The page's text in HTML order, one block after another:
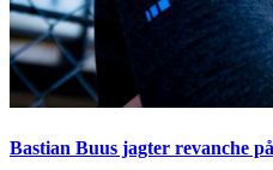
Bastian Buus jagter revanche